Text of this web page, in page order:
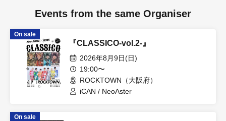
Events from the same Organiser
On sale
『CLASSICO-vol.2-』
2026年8月9日(日)
19:00〜
ROCKTOWN（大阪府）
iCAN / NeoAster
On sale